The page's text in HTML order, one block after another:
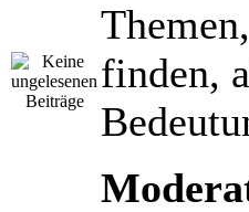
finden,